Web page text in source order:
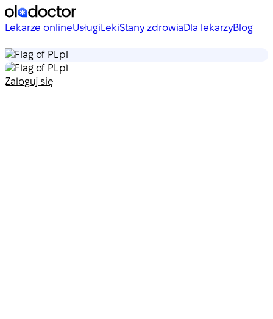
Lekarze onlineUsługi LekiStany zdrowiaDla lekarzyBlog
pl
pl
Zaloguj się